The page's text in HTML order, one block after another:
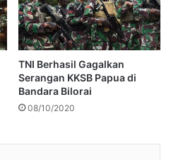
TNI Berhasil Gagalkan
Serangan KKSB Papua di
Bandara Bilorai
08/10/2020